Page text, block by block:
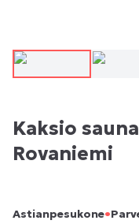
Kaksio
Rovaniemi
Astianpesukone•